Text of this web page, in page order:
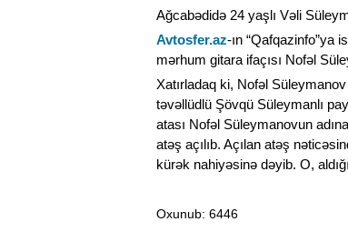
Ağcabədidə 24 yaşlı Vəli
Avtosfer.az-ın “Qafqazinfo”ya
mərhum gitara ifaçısı Nofəl
Xatırladaq ki, Nofəl
təvəllüdlü Şövqü Süleymanlı
atası Nofəl Süleymanovun
atəş açılıb. Açılan atəş
kürək nahiyəsinə dəyib. O,
Oxunub: 6446